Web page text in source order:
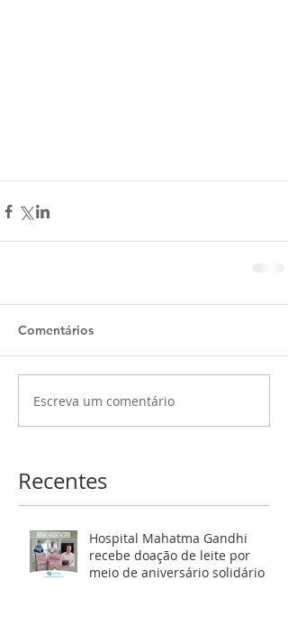
Comentários
Escreva um comentário
Recentes
Hospital Mahatma Gandhi
recebe doação de leite por
meio de aniversário solidário